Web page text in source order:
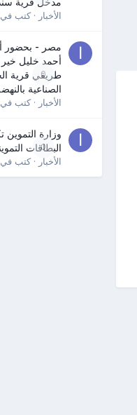
الأخبار · كتب في
0
مصر - بحضور
أحمد خليل خير
طريقي قرية
الصناعية
الأخبار · كتب في
0
وزارة
البطاقات
الأخبار · كتب في